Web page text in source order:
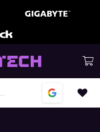
tanto
en TIGERTECH